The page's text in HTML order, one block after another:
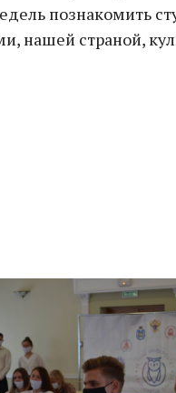
познакомить
нашей страной,